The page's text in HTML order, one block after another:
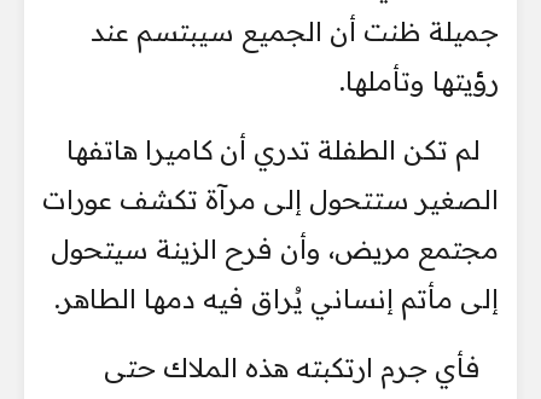
جميلة ظنت أن الجميع سيبتسم عند
رؤيتها وتأملها.
لم تكن الطفلة تدري أن كاميرا هاتفها
الصغير ستتحول إلى مرآة تكشف عورات
مجتمع مريض، وأن فرح الزينة سيتحول
إلى مأتم إنساني يُراق فيه دمها الطاهر.
فأي جرم ارتكبته هذه الملاك حتى